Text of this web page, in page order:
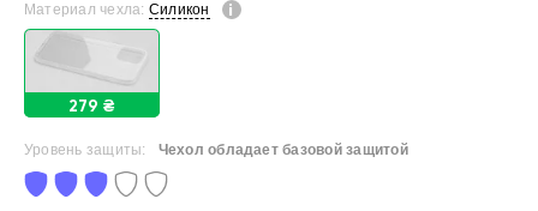
Материал чехла: Силикон
279 ₴
Уровень защиты: Чехол обладает базовой защитой